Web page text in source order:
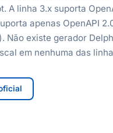
A linha 3.x suporta
apenas OpenAPI
Não existe gerador
em nenhuma das